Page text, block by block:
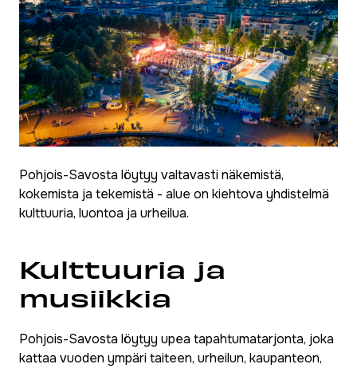
Pohjois-Savosta löytyy valtavasti näkemistä,
kokemista ja tekemistä - alue on kiehtova yhdistelmä
kulttuuria, luontoa ja urheilua.
Kulttuuria ja
musiikkia
Pohjois-Savosta löytyy upea tapahtumatarjonta, joka
kattaa vuoden ympäri taiteen, urheilun, kaupanteon,